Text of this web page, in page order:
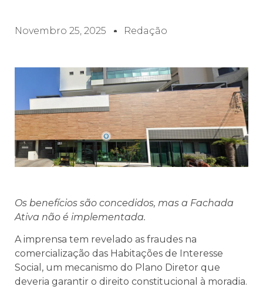
Novembro 25, 2025 Redação
Os benefícios são concedidos, mas a Fachada
Ativa não é implementada.
A imprensa tem revelado as fraudes na
comercialização das Habitações de Interesse
Social, um mecanismo do Plano Diretor que
deveria garantir o direito constitucional à moradia.